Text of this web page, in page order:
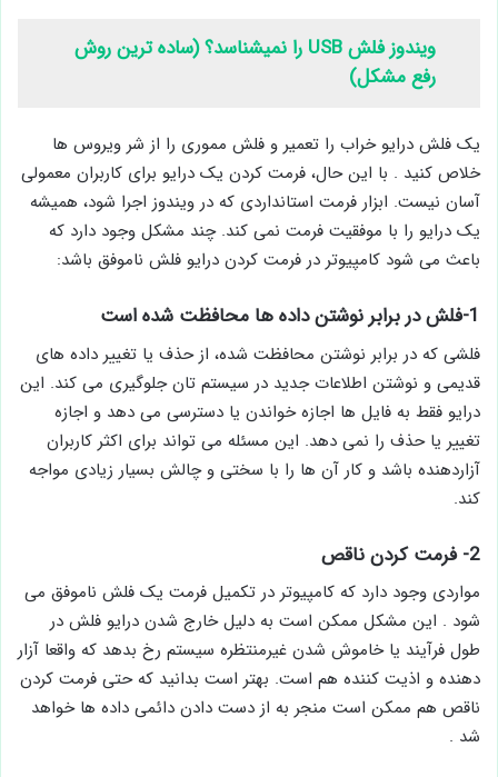
ویندوز فلش USB را نمیشناسد؟ (ساده ترین روش
رفع مشکل)
یک فلش درایو خراب را تعمیر و فلش مموری را از شر ویروس ها
خلاص کنید . با این حال، فرمت کردن یک درایو برای کاربران معمولی
آسان نیست. ابزار فرمت استانداردی که در ویندوز اجرا ‌شود، همیشه
یک درایو را با موفقیت فرمت نمی ‌کند. چند مشکل وجود دارد که
باعث می شود کامپیوتر در فرمت کردن درایو فلش ناموفق باشد:
1-فلش در برابر نوشتن داده ها محافظت شده است
فلشی که در برابر نوشتن محافظت شده، از حذف یا تغییر داده های
قدیمی و نوشتن اطلاعات جدید در سیستم تان جلوگیری می کند. این
درایو فقط به فایل ‌ها اجازه خواندن یا دسترسی می ‌دهد و اجازه
تغییر یا حذف را نمی دهد. این مسئله می تواند برای اکثر کاربران
آزاردهنده باشد و کار آن ها را با سختی و چالش بسیار زیادی مواجه
کند.
2- فرمت کردن ناقص
مواردی وجود دارد که کامپیوتر در تکمیل فرمت یک فلش ناموفق می
شود . این مشکل ممکن است به دلیل خارج شدن درایو فلش در
طول فرآیند یا خاموش شدن غیرمنتظره سیستم رخ بدهد که واقعا آزار
دهنده و اذیت کننده هم است. بهتر است بدانید که حتی فرمت کردن
ناقص هم ممکن است منجر به از دست دادن دائمی داده ها خواهد
شد .